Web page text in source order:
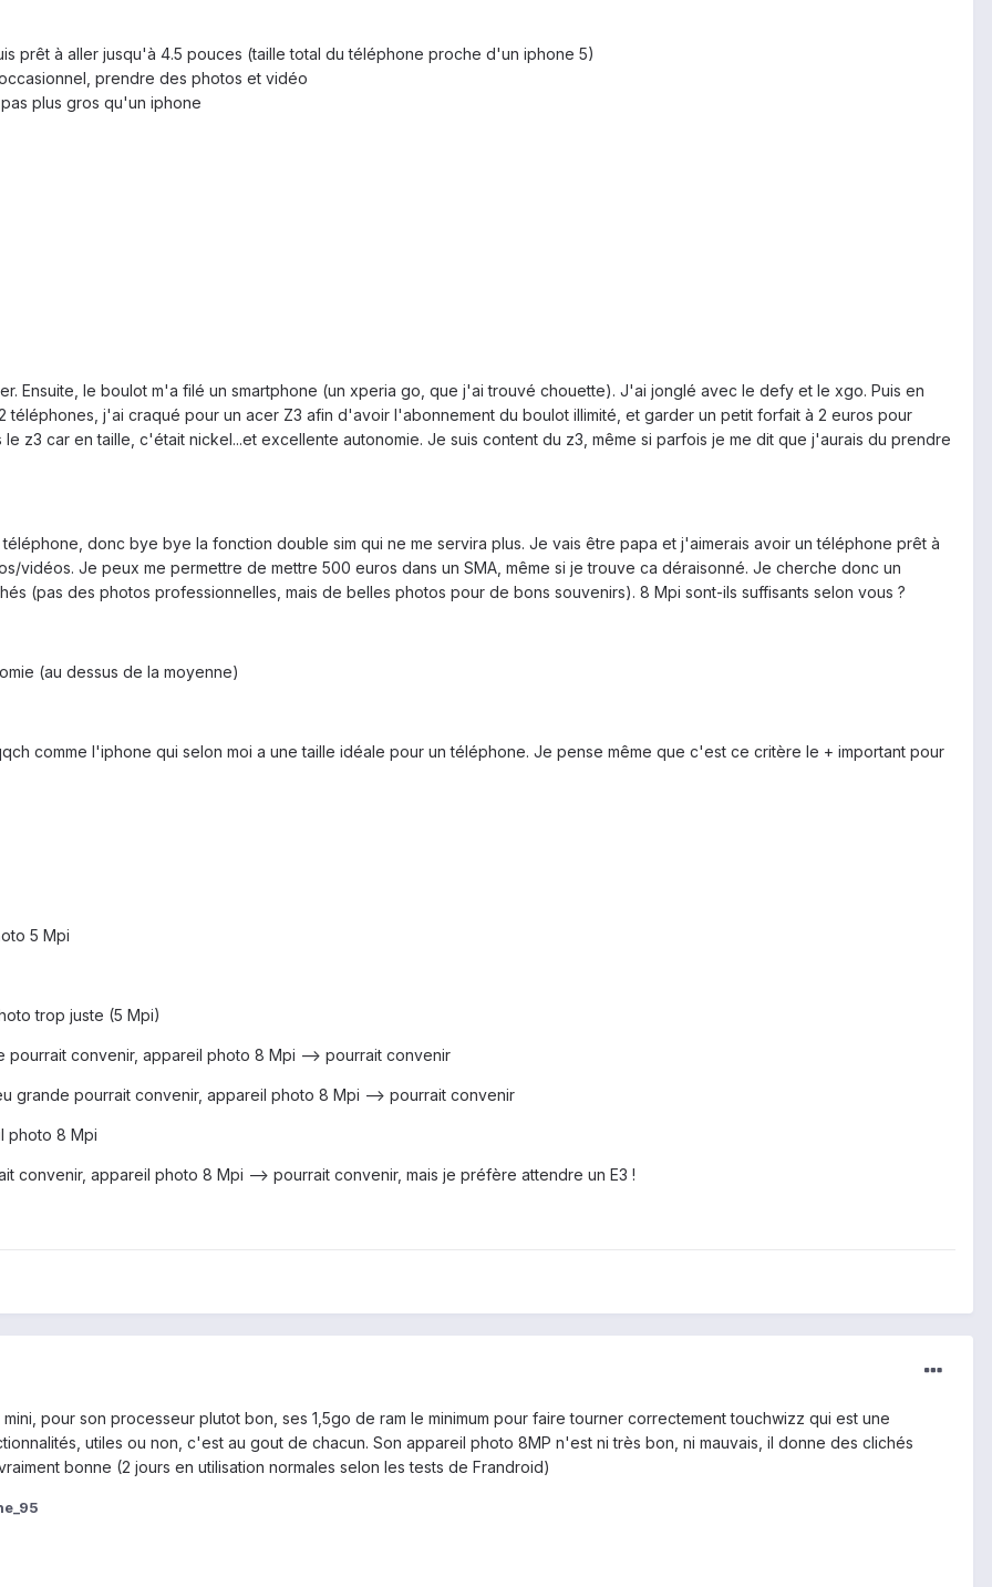
prêt à aller jusqu'à 4.5 pouces (taille total du téléphone proche d'un iphone 5)
prendre des photos et vidéo
plus gros qu'un iphone
Ensuite, le boulot m'a filé un smartphone (un xperia go, que j'ai trouvé chouette). J'ai jonglé avec le defy et le xgo. Puis en
téléphones, j'ai craqué pour un acer Z3 afin d'avoir l'abonnement du boulot illimité, et garder un petit forfait à 2 euros pour
z3 car en taille, c'était nickel...et excellente autonomie. Je suis content du z3, même si parfois je me dit que j'aurais du prendre
donc bye bye la fonction double sim qui ne me servira plus. Je vais être papa et j'aimerais avoir un téléphone prêt à
vidéos. Je peux me permettre de mettre 500 euros dans un SMA, même si je trouve ca déraisonné. Je cherche donc un
(pas des photos professionnelles, mais de belles photos pour de bons souvenirs). 8 Mpi sont-ils suffisants selon vous ?
(au dessus de la moyenne)
comme l'iphone qui selon moi a une taille idéale pour un téléphone. Je pense même que c'est ce critère le + important pour
5 Mpi
trop juste (5 Mpi)
pourrait convenir, appareil photo 8 Mpi --> pourrait convenir
grande pourrait convenir, appareil photo 8 Mpi --> pourrait convenir
photo 8 Mpi
convenir, appareil photo 8 Mpi --> pourrait convenir, mais je préfère attendre un E3 !
pour son processeur plutot bon, ses 1,5go de ram le minimum pour faire tourner correctement touchwizz qui est une
utiles ou non, c'est au gout de chacun. Son appareil photo 8MP n'est ni très bon, ni mauvais, il donne des clichés
bonne (2 jours en utilisation normales selon les tests de Frandroid)